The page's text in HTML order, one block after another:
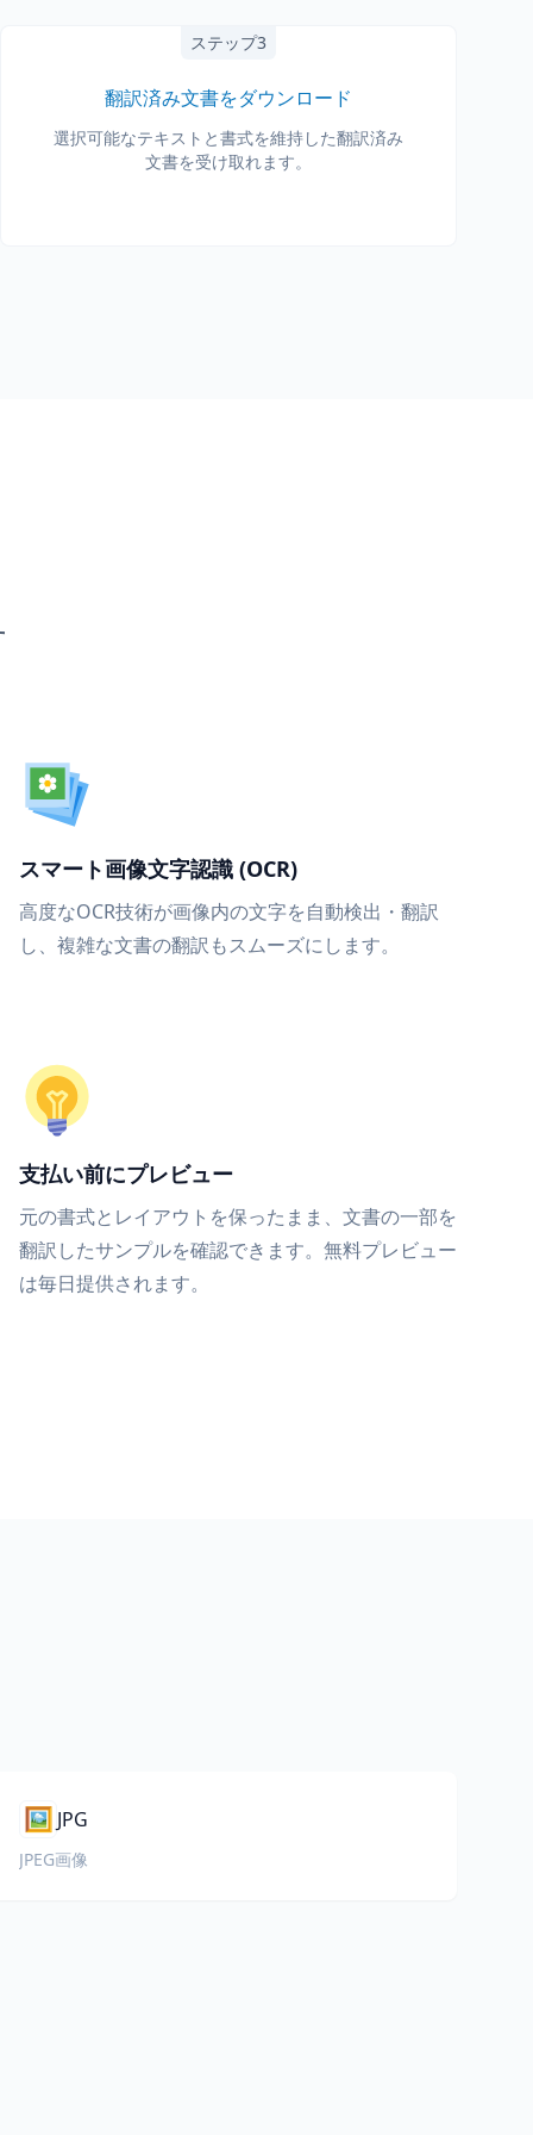
ステップ3
翻訳済み文書をダウンロード
選択可能なテキストと書式を維持した翻訳済み
文書を受け取れます。
スマート画像文字認識 (OCR)
高度なOCR技術が画像内の文字を自動検出・翻訳
し、複雑な文書の翻訳もスムーズにします。
支払い前にプレビュー
元の書式とレイアウトを保ったまま、文書の一部を
翻訳したサンプルを確認できます。無料プレビュー
は毎日提供されます。
🖼️ JPG
JPEG画像